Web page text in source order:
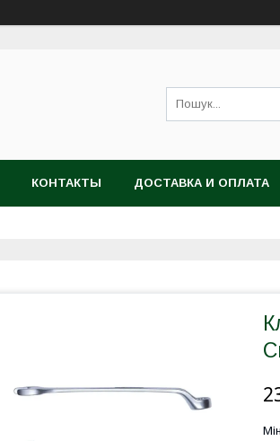
КОНТАКТЫ ДОСТАВКА И ОПЛАТА